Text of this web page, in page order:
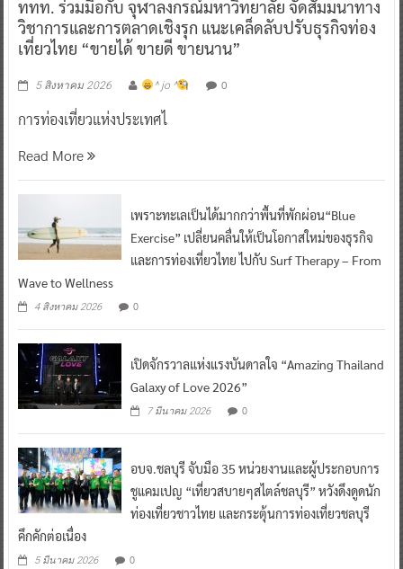
ททท. ร่วมมือกับ จุฬาลงกรณ์มหาวิทยาลัย จัดสัมมนาทาง
วิชาการและการตลาดเชิงรุก แนะเคล็ดลับปรับธุรกิจท่อง
เที่ยวไทย “ขายได้ ขายดี ขายนาน”
5 สิงหาคม 2026 ^ jo ^ 0
การท่องเที่ยวแห่งประเทศไ
Read More
เพราะทะเลเป็นได้มากกว่าพื้นที่พักผ่อน“Blue
Exercise” เปลี่ยนคลื่นให้เป็นโอกาสใหม่ของธุรกิจ
และการท่องเที่ยวไทย ไปกับ Surf Therapy – From
Wave to Wellness
4 สิงหาคม 2026 0
เปิดจักรวาลแห่งแรงบันดาลใจ “Amazing Thailand
Galaxy of Love 2026”
7 มีนาคม 2026 0
อบจ.ชลบุรี จับมือ 35 หน่วยงานและผู้ประกอบการ
ชูแคมเปญ “เที่ยวสบายๆสไตล์ชลบุรี” หวังดึงดูดนัก
ท่องเที่ยวชาวไทย และกระตุ้นการท่องเที่ยวชลบุรี
คึกคักต่อเนื่อง
5 มีนาคม 2026 0